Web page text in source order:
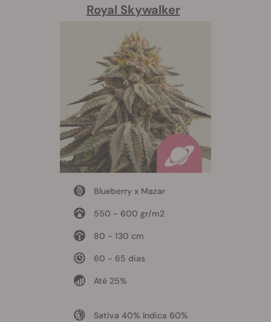
Royal Skywalker
Blueberry x Mazar
550 - 600 gr/m2
80 - 130 cm
60 - 65 dias
Até 25%
Sativa 40% Indica 60%